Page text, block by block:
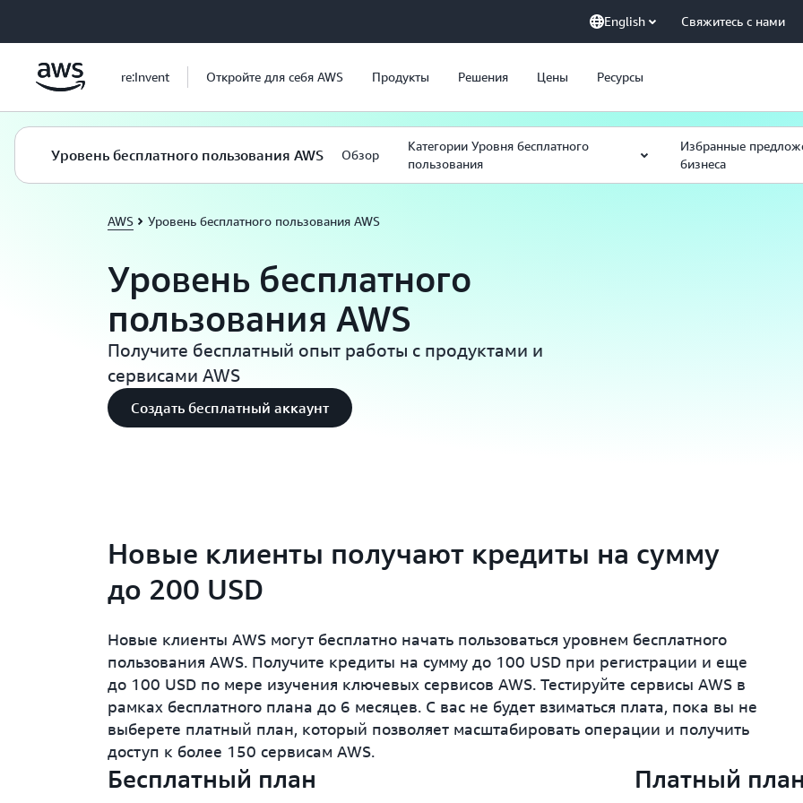
English Свяжитесь с нами
re:Invent Откройте для себя AWS Продукты Решения Цены Ресурсы
Уровень бесплатного пользования AWS Обзор
Категории Уровня бесплатного
пользования
Избранные
бизнеса
AWS Уровень бесплатного пользования AWS
Уровень бесплатного
пользования AWS
Получите бесплатный опыт работы с продуктами и
сервисами AWS
Создать бесплатный аккаунт
Новые клиенты получают кредиты на сумму
до 200 USD
Новые клиенты AWS могут бесплатно начать пользоваться уровнем бесплатного
пользования AWS. Получите кредиты на сумму до 100 USD при регистрации и еще
до 100 USD по мере изучения ключевых сервисов AWS. Тестируйте сервисы AWS в
рамках бесплатного плана до 6 месяцев. С вас не будет взиматься плата, пока вы не
выберете платный план, который позволяет масштабировать операции и получить
доступ к более 150 сервисам AWS.
Бесплатный план Платный